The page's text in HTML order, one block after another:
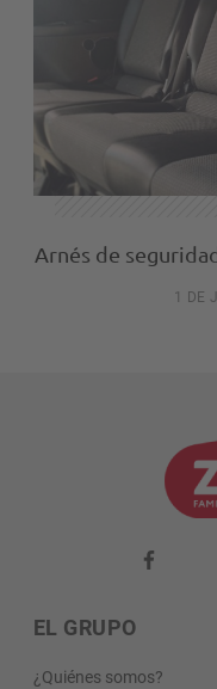
Arnés de
1 DE
EL GRUPO
¿Quiénes somos?